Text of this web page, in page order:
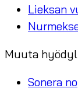
Lieksan
Muuta
Sonera